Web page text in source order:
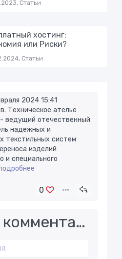
Статьи
хостинг:
или Риски?
Статьи
2024 15:41
Техническое ателье
ведущий отечественный
надежных и
текстильных систем
изделий
и специального
0